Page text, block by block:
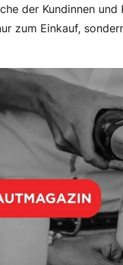
der Kundinnen
zum Einkauf,